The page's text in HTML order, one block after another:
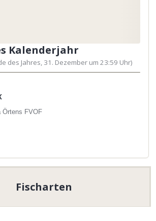
Kalenderjahr
des Jahres, 31. Dezember um 23:59 Uhr)
Örtens FVOF
Fischarten